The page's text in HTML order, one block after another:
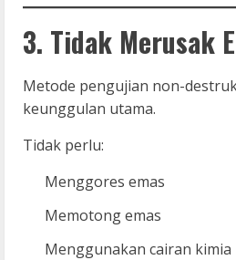
3. Tidak Merusak
Metode pengujian non-
keunggulan utama.
Tidak perlu:
Menggores emas
Memotong emas
Menggunakan cairan kimia